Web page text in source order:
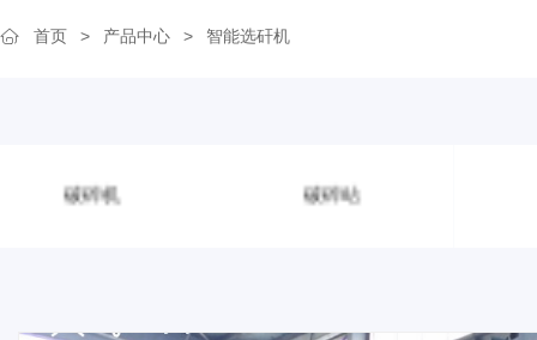
首页 > 产品中心 > 智能选矸机
破碎机 破碎站